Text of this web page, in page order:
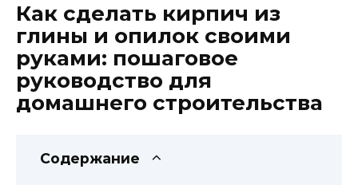
Как сделать кирпич из
глины и опилок своими
руками: пошаговое
руководство для
домашнего строительства
Содержание